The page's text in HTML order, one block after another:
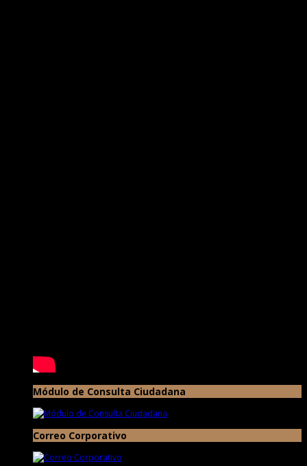
Módulo de Consulta Ciudadana
Correo Corporativo